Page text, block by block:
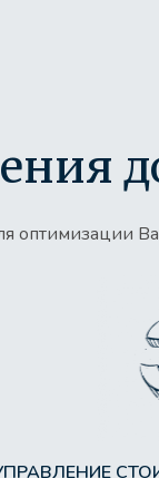
оптимизации